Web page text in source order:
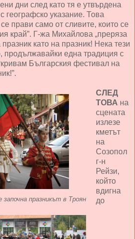
дни след като тя е утвърдена
географско указание. Това
прави само от сливите, които се
край”. Г-жа Михайлова „преряза
като на празник! Нека тези
продължавайки една традиция с
Българския фестивал на
празникът в Троян
СЛЕД
ТОВА на
сцената
излезе
кметът
на
Созопол
г-н
Рейзи,
който
вдигна
до